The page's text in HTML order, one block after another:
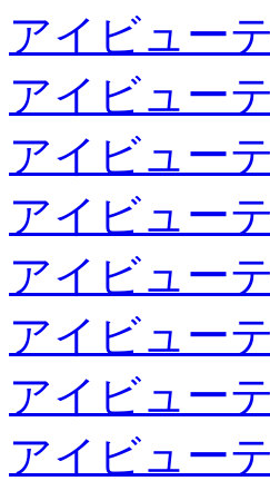
アイビュー
アイビュー
アイビュー
アイビュー
アイビュー
アイビュー
アイビュー
アイビュー